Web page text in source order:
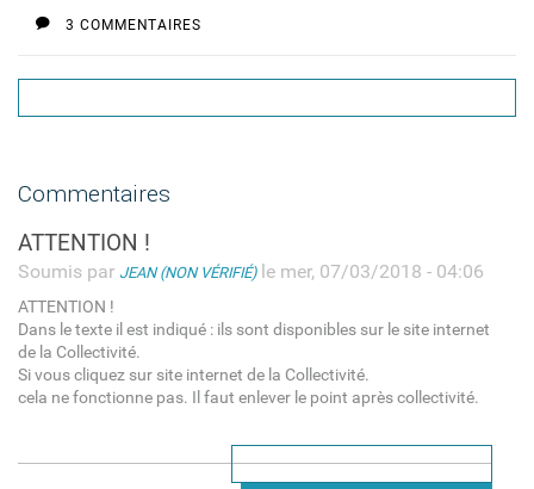
3 COMMENTAIRES
Commentaires
ATTENTION !
Soumis par JEAN (NON VÉRIFIÉ)le mer, 07/03/2018 - 04:06
ATTENTION !
Dans le texte il est indiqué : ils sont disponibles sur le site internet
de la Collectivité.
Si vous cliquez sur site internet de la Collectivité.
cela ne fonctionne pas. Il faut enlever le point après collectivité.